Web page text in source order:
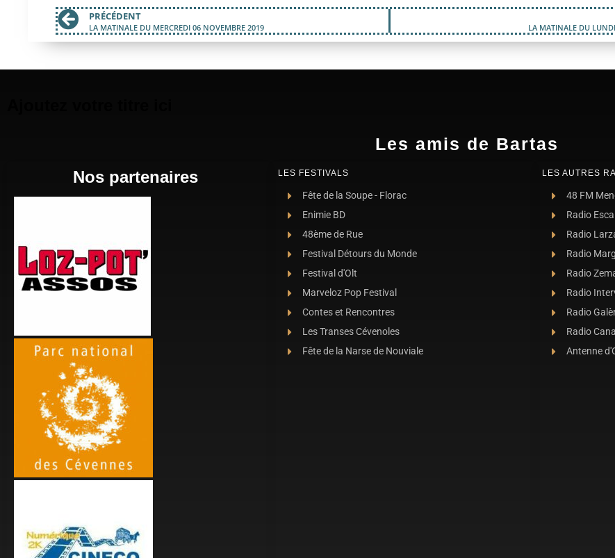
PRÉCÉDENT
LA MATINALE DU MERCREDI 06 NOVEMBRE 2019 LA MATINALE DU
Les amis de Bartas
Nos partenaires LES FESTIVALS
Fête de la Soupe - Florac
Enimie BD
48ème de Rue
Festival Détours du Monde
Festival d'Olt
Marveloz Pop Festival
Contes et Rencontres
Les Transes Cévenoles
Fête de la Narse de Nouviale
LES AUTRES
48 FM
Radio
Radio
Radio
Radio
Radio
Radio
Radio
Antenne